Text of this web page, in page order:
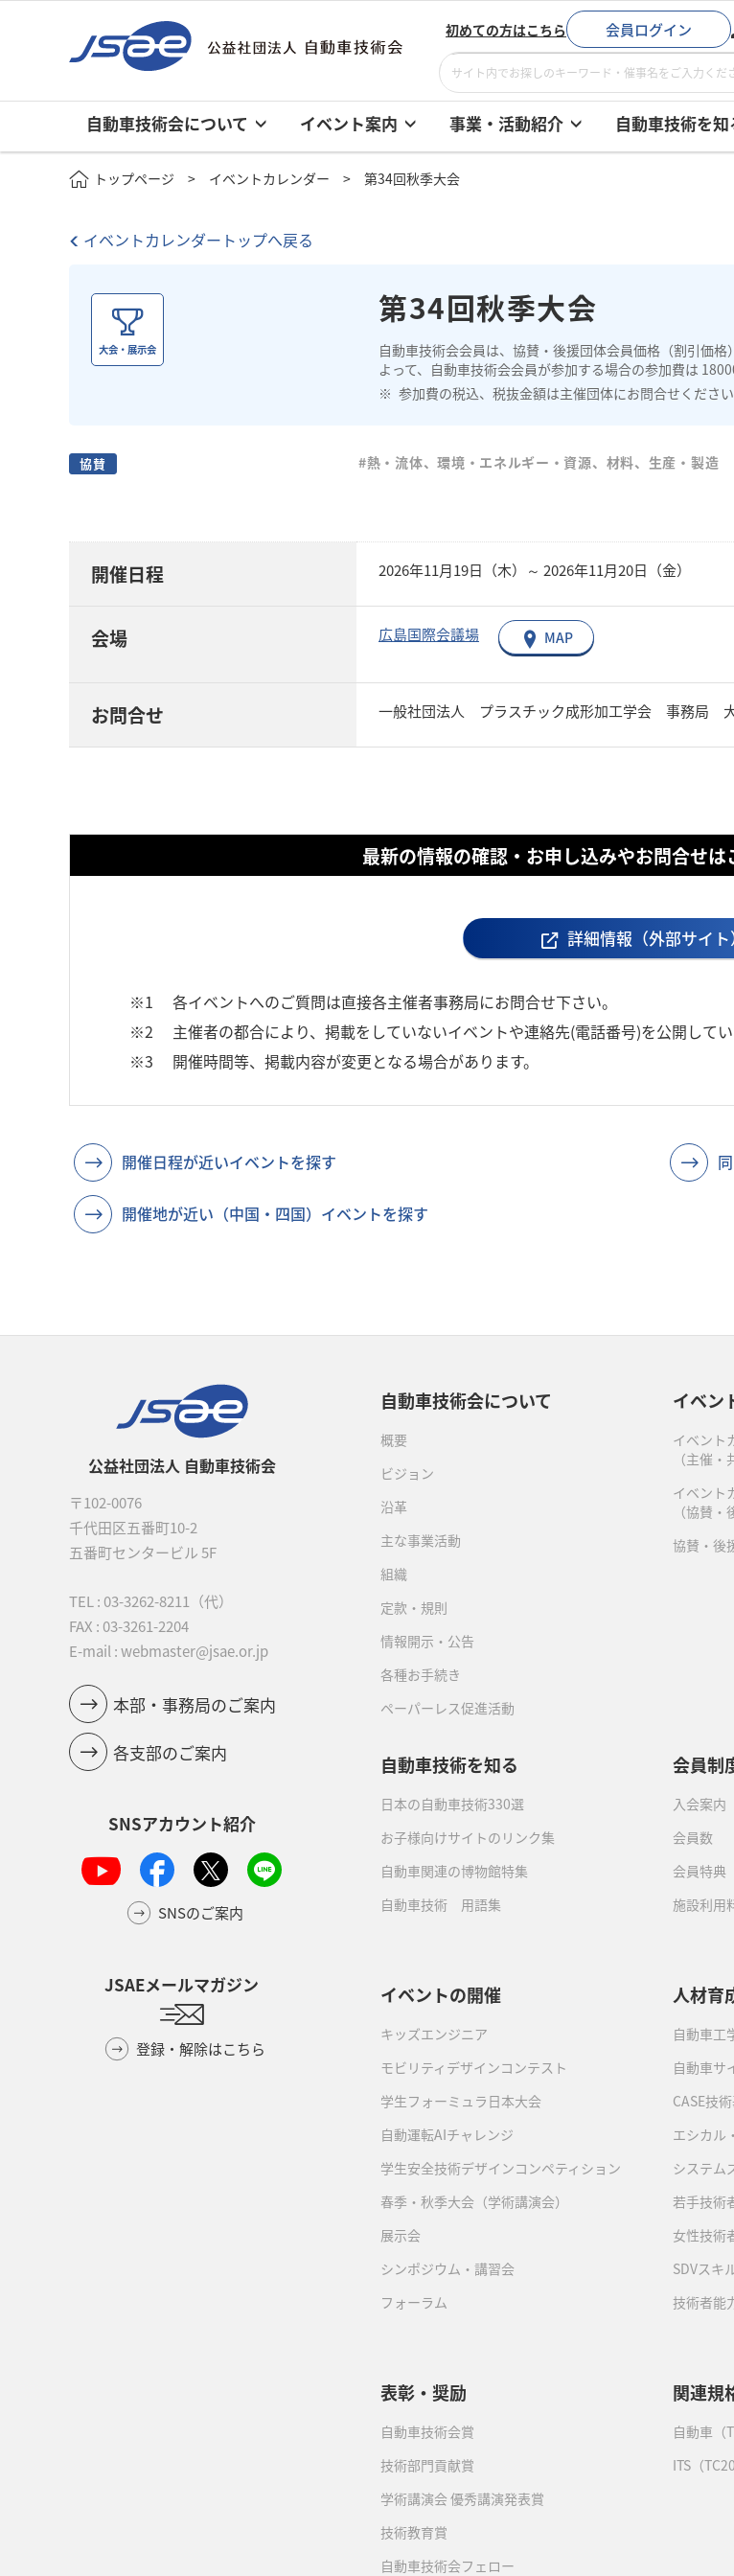
初めての方はこちら 会員ログイン
自動車技術会について イベント案内 事業・活動紹介 自動車技術を知
トップページ イベントカレンダー 第34回秋季大会
イベントカレンダートップへ戻る
第34回秋季大会
自動車技術会会員は、協賛・後援団体会員価格（割引価格
よって、自動車技術会会員が参加する場合の参加費は
参加費の税込、税抜金額は主催団体にお問合せください
大会・展示会
協賛 #熱・流体、環境・エネルギー・資源、材料、生産・製造
開催日程 2026年11月19日（木）～ 2026年11月20日（金）
会場 広島国際会議場 MAP
お問合せ 一般社団法人 プラスチック成形加工学会 事務局
最新の情報の確認・お申し込みやお問合せ
詳細情報（外部サイト
※1
各イベントへのご質問は直接各主催者事務局にお問合せ下さい。
※2
主催者の都合により、掲載をしていないイベントや連絡先(電話番号)を公開してい
※3
開催時間等、掲載内容が変更となる場合があります。
開催日程が近いイベントを探す
開催地が近い（中国・四国）イベントを探す
公益社団法人 自動車技術会
〒102-0076
千代田区五番町10-2
五番町センタービル 5F
TEL : 03-3262-8211
（代）
FAX : 03-3261-2204
E-mail : webmaster@jsae.or.jp
本部・事務局のご案内
各支部のご案内
SNSアカウント紹介
SNSのご案内
JSAEメールマガジン
登録・解除はこちら
自動車技術会について
概要
ビジョン
沿革
主な事業活動
組織
定款・規則
情報開示・公告
各種お手続き
ペーパーレス促進活動
イベン
イベント
（主催
イベント
（協賛
協賛・後
自動車技術を知る
日本の自動車技術330選
お子様向けサイトのリンク集
自動車関連の博物館特集
自動車技術 用語集
会員制
入会案内
会員数
会員特典
施設利用
イベントの開催
キッズエンジニア
モビリティデザインコンテスト
学生フォーミュラ日本大会
自動運転AIチャレンジ
学生安全技術デザインコンペティション
春季・秋季大会（学術講演会）
展示会
シンポジウム・講習会
フォーラム
人材育
自動車工
自動車サ
CASE技
エシカル
システム
若手技術
女性技術
SDVスキ
技術者能
表彰・奨励
自動車技術会賞
技術部門貢献賞
学術講演会 優秀講演発表賞
技術教育賞
自動車技術会フェロー
関連規
自動車（
ITS（